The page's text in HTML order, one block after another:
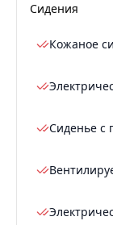
Сидения
Кожаное
Сиденье с